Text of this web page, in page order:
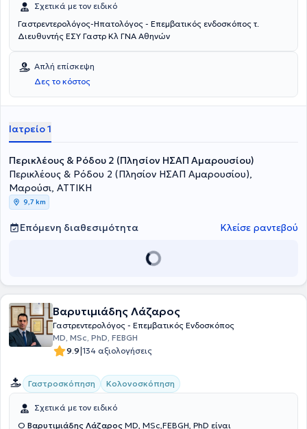
Σχετικά με τον ειδικό
Γαστρεντερολόγος-Ηπατολόγος - Επεμβατικός ενδοσκόπος τ.
Διευθυντής ΕΣΥ Γαστρ Κλ ΓΝΑ Αθηνών
Απλή επίσκεψη
Δες το κόστος
Ιατρείο 1
Περικλέους & Ρόδου 2 (Πλησίον ΗΣΑΠ Αμαρουσίου)
Περικλέους & Ρόδου 2 (Πλησίον ΗΣΑΠ Αμαρουσίου),
Μαρούσι, ΑΤΤΙΚΗ
9,7 km
Επόμενη διαθεσιμότητα Κλείσε ραντεβού
Βαρυτιμιάδης Λάζαρος
Γαστρεντερολόγος - Επεμβατικός Ενδοσκόπος
MD, MSc, PhD, FEBGH
9.9|134 αξιολογήσεις
Γαστροσκόπηση Κολονοσκόπηση
Σχετικά με τον ειδικό
O Βαρυτιμιάδης Λάζαρος MD, MSc,FEBGH, PhD είναι